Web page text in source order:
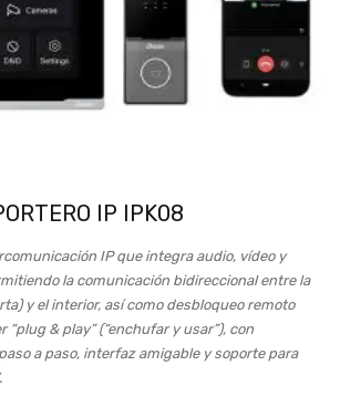
IP IPK08
IP que integra audio, vídeo y
la comunicación bidireccional entre la
y el interior, así como desbloqueo remoto
“plug & play” (“enchufar y usar”), con
a paso, interfaz amigable y soporte para